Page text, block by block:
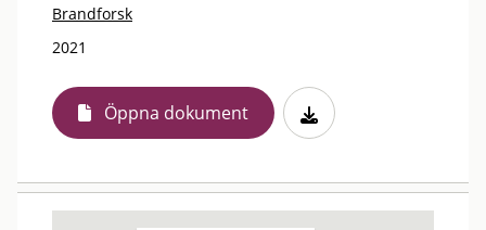
Brandforsk
2021
Öppna dokument